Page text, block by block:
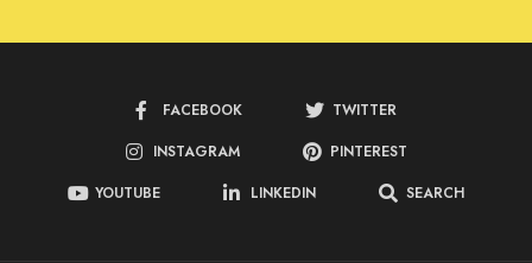
FACEBOOK
TWITTER
INSTAGRAM
PINTEREST
YOUTUBE
LINKEDIN SEARCH